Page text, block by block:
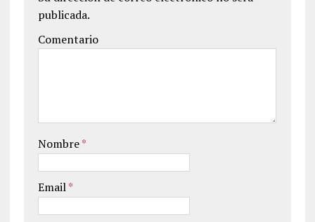
publicada.
Comentario
Nombre*
Email*